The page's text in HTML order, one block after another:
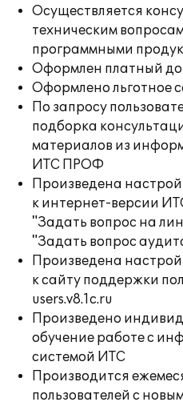
Осуществляется
техническим
программными
Оформлен платный
Оформлено льготное
По запросу
подборка
материалов из
ИТС ПРОФ
Произведена
к интернет-версии
"Задать вопрос на
"Задать вопрос
Произведена
к сайту поддержки
users.v8.1c.ru
Произведено
обучение работе с
системой ИТС
Производится
пользователей с